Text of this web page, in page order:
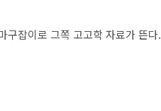
구잡이로 그쪽 고고학 자료가 뜬다.